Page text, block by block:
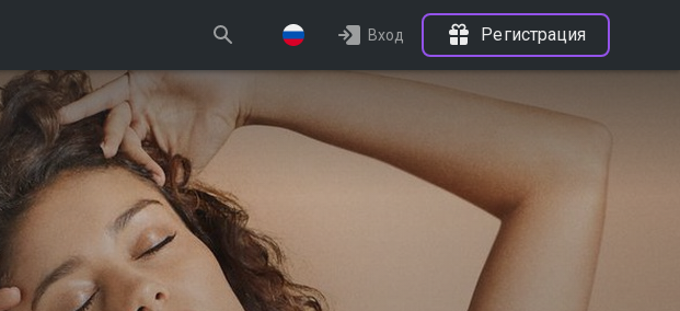
Вход Регистрация